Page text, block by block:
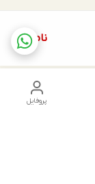
ناموجود
پروفایل